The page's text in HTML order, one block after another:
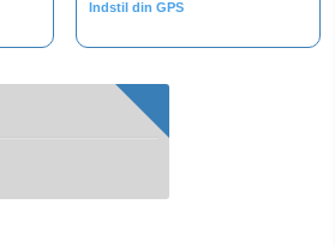
Indstil din GPS